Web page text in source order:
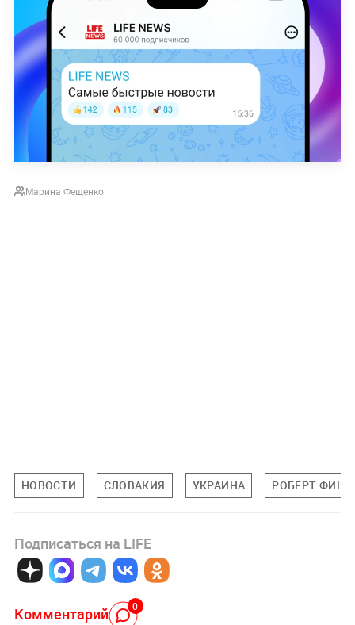
Марина Фещенко
НОВОСТИ СЛОВАКИЯ УКРАИНА РОБЕРТ ФИЦО
Подписаться на LIFE
Комментарий 0